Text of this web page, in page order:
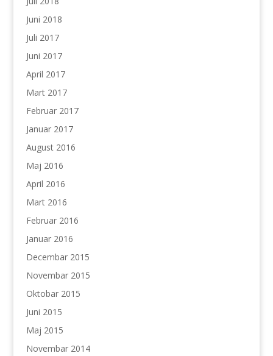
Juni 2018
Juli 2017
Juni 2017
April 2017
Mart 2017
Februar 2017
Januar 2017
August 2016
Maj 2016
April 2016
Mart 2016
Februar 2016
Januar 2016
Decembar 2015
Novembar 2015
Oktobar 2015
Juni 2015
Maj 2015
Novembar 2014